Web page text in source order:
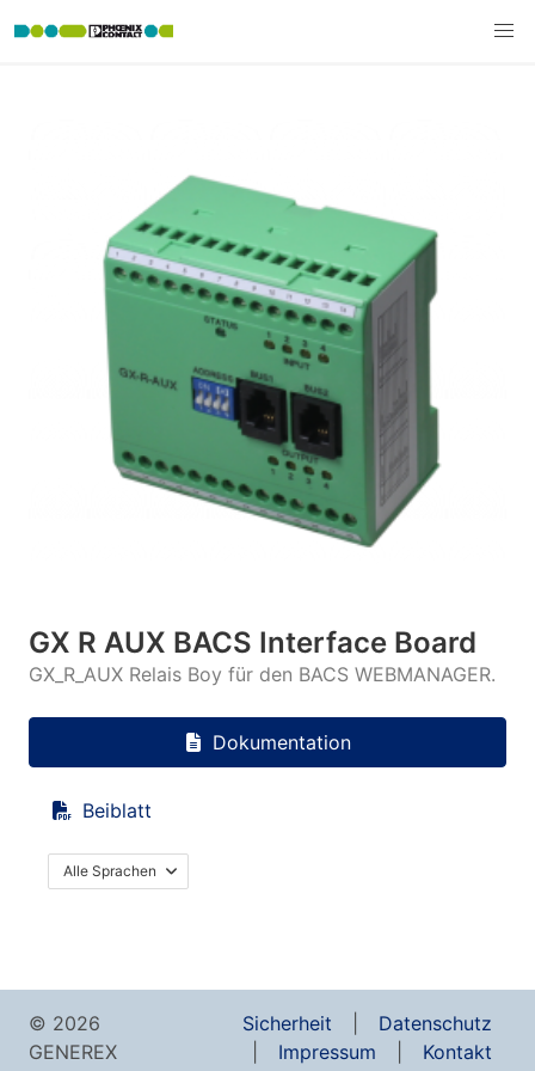
GX R AUX BACS Interface Board
GX_R_AUX Relais Boy für den BACS WEBMANAGER.
Dokumentation
Beiblatt
Alle Sprachen
© 2026
GENEREX
Sicherheit
Datenschutz
Impressum
Kontakt